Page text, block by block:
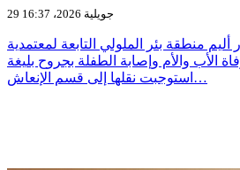
29 جويلية 2026، 16:37
منطقة بئر الملولي التابعة لمعتمدية
الأب والأم وإصابة الطفلة بجروح بليغة
استوجبت نقلها إلى قسم الإنعاش…